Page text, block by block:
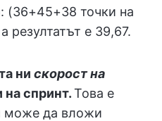
(36+45+38 точки на
резултатът е 39,67.
ни скорост на
на спринт.Това е
може да вложи